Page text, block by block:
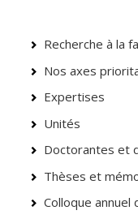
Recherche à la
Nos axes
Expertises
Unités
Doctorantes et
Thèses et
Colloque annuel